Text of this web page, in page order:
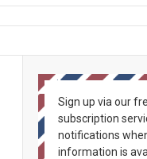
Sign up via our
subscription
notifications
information is